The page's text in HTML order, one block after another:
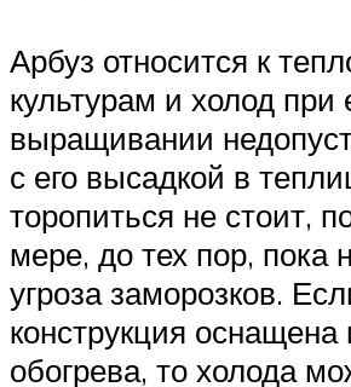
Арбуз относится к
культурам и холод при
выращивании
с его высадкой в
торопиться не стоит,
мере, до тех пор, пока
угроза заморозков.
конструкция оснащена
обогрева, то холода